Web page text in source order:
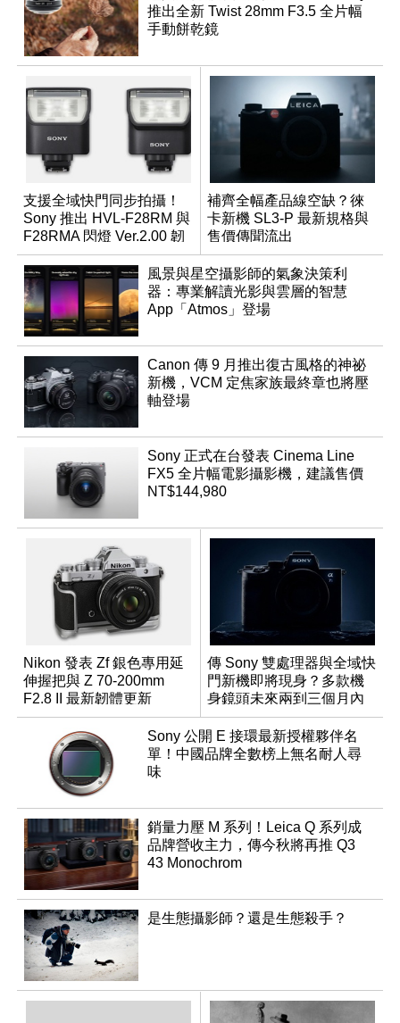
推出全新 Twist 28mm F3.5 全片幅
手動餅乾鏡
支援全域快門同步拍攝！
Sony 推出 HVL-F28RM 與
F28RMA 閃燈 Ver.2.00 韌
體
補齊全幅產品線空缺？徠
卡新機 SL3-P 最新規格與
售價傳聞流出
風景與星空攝影師的氣象決策利
器：專業解讀光影與雲層的智慧
App「Atmos」登場
Canon 傳 9 月推出復古風格的神祕
新機，VCM 定焦家族最終章也將壓
軸登場
Sony 正式在台發表 Cinema Line
FX5 全片幅電影攝影機，建議售價
NT$144,980
Nikon 發表 Zf 銀色專用延
伸握把與 Z 70-200mm
F2.8 II 最新韌體更新
傳 Sony 雙處理器與全域快
門新機即將現身？多款機
身鏡頭未來兩到三個月內
有望登場
Sony 公開 E 接環最新授權夥伴名
單！中國品牌全數榜上無名耐人尋
味
銷量力壓 M 系列！Leica Q 系列成
品牌營收主力，傳今秋將再推 Q3
43 Monochrom
是生態攝影師？還是生態殺手？